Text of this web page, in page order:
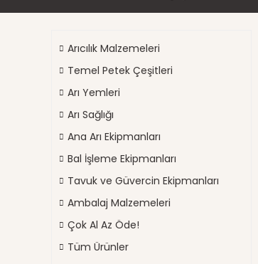
Arıcılık Malzemeleri
Temel Petek Çeşitleri
Arı Yemleri
Arı Sağlığı
Ana Arı Ekipmanları
Bal İşleme Ekipmanları
Tavuk ve Güvercin Ekipmanları
Ambalaj Malzemeleri
Çok Al Az Öde!
Tüm Ürünler